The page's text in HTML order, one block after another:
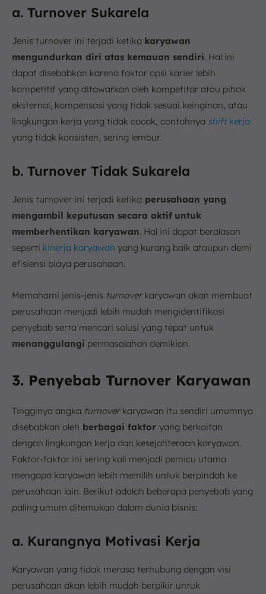
a. Turnover Sukarela
Jenis turnover ini terjadi ketika karyawan
mengundurkan diri atas kemauan sendiri. Hal ini
dapat disebabkan karena faktor opsi karier lebih
kompetitif yang ditawarkan oleh kompetitor atau pihak
eksternal, kompensasi yang tidak sesuai keinginan, atau
lingkungan kerja yang tidak cocok, contohnya shiftkerja
yang tidak konsisten, sering lembur.
b. Turnover Tidak Sukarela
Jenis turnover ini terjadi ketika perusahaan yang
mengambil keputusan secara aktif untuk
memberhentikan karyawan. Hal ini dapat beralasan
seperti kinerja karyawan yang kurang baik ataupun demi
efisiensi biaya perusahaan.
Memahami jenis-jenis turnoverkaryawan akan membuat
perusahaan menjadi lebih mudah mengidentifikasi
penyebab serta mencari solusi yang tepat untuk
menanggulangi permasalahan demikian.
3. Penyebab Turnover Karyawan
Tingginya angka turnover karyawan itu sendiri umumnya
disebabkan oleh berbagai faktor yang berkaitan
dengan lingkungan kerja dan kesejahteraan karyawan.
Faktor-faktor ini sering kali menjadi pemicu utama
mengapa karyawan lebih memilih untuk berpindah ke
perusahaan lain. Berikut adalah beberapa penyebab yang
paling umum ditemukan dalam dunia bisnis:
a. Kurangnya Motivasi Kerja
Karyawan yang tidak merasa terhubung dengan visi
perusahaan akan lebih mudah berpikir untuk